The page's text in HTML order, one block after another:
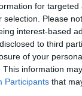
for
selection. Please
interest-based
to third
of your
This information
Participants that
principal ha
resultados
y
Las demás